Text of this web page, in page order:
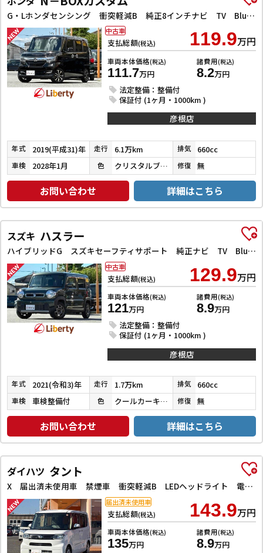
G・Lホンダセンシング 衝突軽減B 純正8インチナビ TV Bluetooth対応 Bカメラ ビルドインETC 両側自動ドア アダプティブクルーズコントロール LEDヘッドライト スマートキー プッシュスタート 純正アルミ
支払総額(税込) 119.9万円
車両本体価格(税込)
111.7万円
諸費用(税込)
8.2万円
法定整備：整備付
保証付 (1ヶ月・1000km )
中古車
彦根店
年式 2019(平成31)年 走行 6.1万km 排気 660cc
車検 2028年1月 色 クリスタルブラックパール 修復 無
お問い合わせ 詳細はこちら
スズキ ハスラー
ハイブリッドG スズキセーフティサポート 純正ナビ TV Bluetooth対応 スマートキー プッシュスタート アイドリングストップ 前席シートヒーター オートエアコン 電動格納ミラー ヘッドライトレベライザー
支払総額(税込) 129.9万円
車両本体価格(税込)
121万円
諸費用(税込)
8.9万円
法定整備：整備付
保証付 (1ヶ月・1000km )
中古車
彦根店
年式 2021(令和3)年 走行 1.7万km 排気 660cc
車検 車検整備付 色 クールカーキパールメタリック 修復 無
お問い合わせ 詳細はこちら
ダイハツ タント
X 届出済未使用車 禁煙車 衝突軽減B LEDヘッドライト 電子パーキング 前席シートヒーター 左パワースライドドア スマートキー プッシュスタート アイドリングストップ 障害物センサー オートエアコン
支払総額(税込) 143.9万円
車両本体価格(税込)
135万円
諸費用(税込)
8.9万円
届出済未使用車